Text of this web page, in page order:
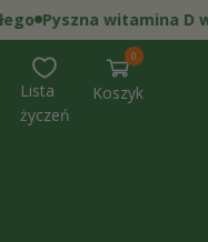
witamina D w
Lista
życzeń
Koszyk
0
0
pozycje(-
i)